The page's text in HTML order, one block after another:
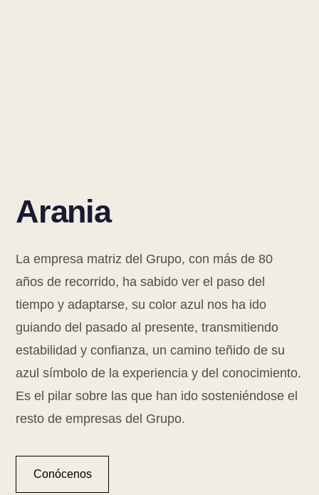
Arania
La empresa matriz del Grupo, con más de 80
años de recorrido, ha sabido ver el paso del
tiempo y adaptarse, su color azul nos ha ido
guiando del pasado al presente, transmitiendo
estabilidad y confianza, un camino teñido de su
azul símbolo de la experiencia y del conocimiento.
Es el pilar sobre las que han ido sosteniéndose el
resto de empresas del Grupo.
Conócenos